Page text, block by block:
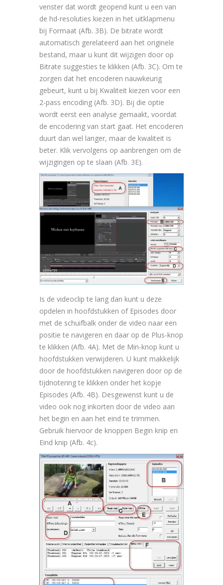
venster dat wordt geopend kunt u een van
de hd-resoluties kiezen in het uitklapmenu
bij Formaat (Afb. 3B). De bitrate wordt
automatisch gerelateerd aan het originele
bestand, maar u kunt dit wijzigen door op
Bitrate suggesties te klikken (Afb. 3C). Om te
zorgen dat het encoderen nauwkeurig
gebeurt, kunt u bij Kwaliteit kiezen voor een
2-pass encoding (Afb. 3D). Bij die optie
wordt eerst een analyse gemaakt, voordat
de encodering van start gaat. Het encoderen
duurt dan wel langer, maar de kwaliteit is
beter. Klik vervolgens op aanbrengen om de
wijzigingen op te slaan (Afb. 3E).
Is de videoclip te lang dan kunt u deze
opdelen in hoofdstukken of Episodes door
met de schuifbalk onder de video naar een
positie te navigeren en daar op de Plus-knop
te klikken (Afb. 4A). Met de Min-knop kunt u
hoofdstukken verwijderen. U kunt makkelijk
door de hoofdstukken navigeren door op de
tijdnotering te klikken onder het kopje
Episodes (Afb. 4B). Desgewenst kunt u de
video ook nog inkorten door de video aan
het begin en aan het eind te trimmen.
Gebruik hiervoor de knoppen Begin knip en
Eind knip (Afb. 4c).